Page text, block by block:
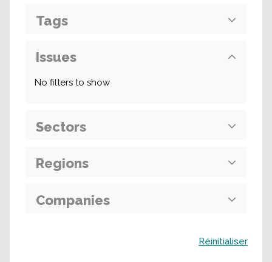
Tags
Issues
No filters to show
Sectors
Regions
Companies
Réinitialiser